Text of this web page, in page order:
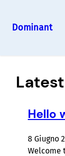
al
Dominant
Hello
8 Giugno
Welcome